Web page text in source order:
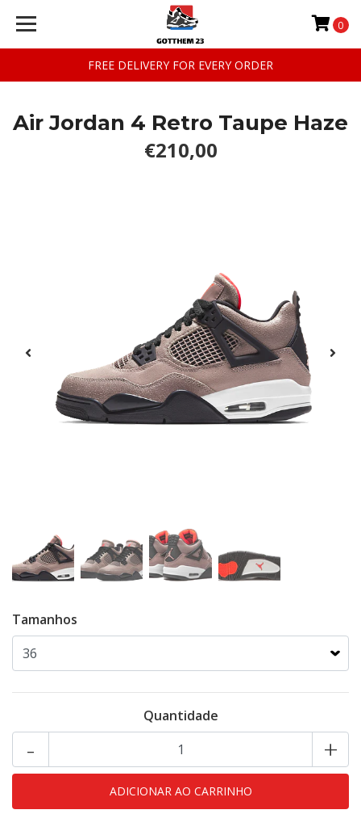
FREE DELIVERY FOR EVERY ORDER
0
Air Jordan 4 Retro Taupe Haze
€210,00
Tamanhos
Quantidade
+
-